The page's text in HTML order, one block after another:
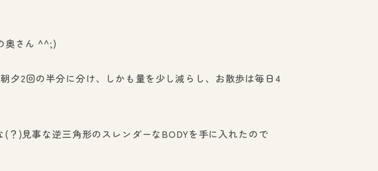
奥さん ^^;)
夕2回の半分に分け、しかも量を少し減らし、お散歩は毎日4
)見事な逆三角形のスレンダーなBODYを手に入れたので